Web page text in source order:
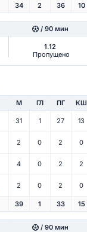
34 2 36 10
/ 90 мин
1.12
Пропущено
М ГЛ ПГ КШ
31 1 27 13
2 0 2 0
4 0 2 2
2 0 2 0
39 1 33 15
/ 90 мин